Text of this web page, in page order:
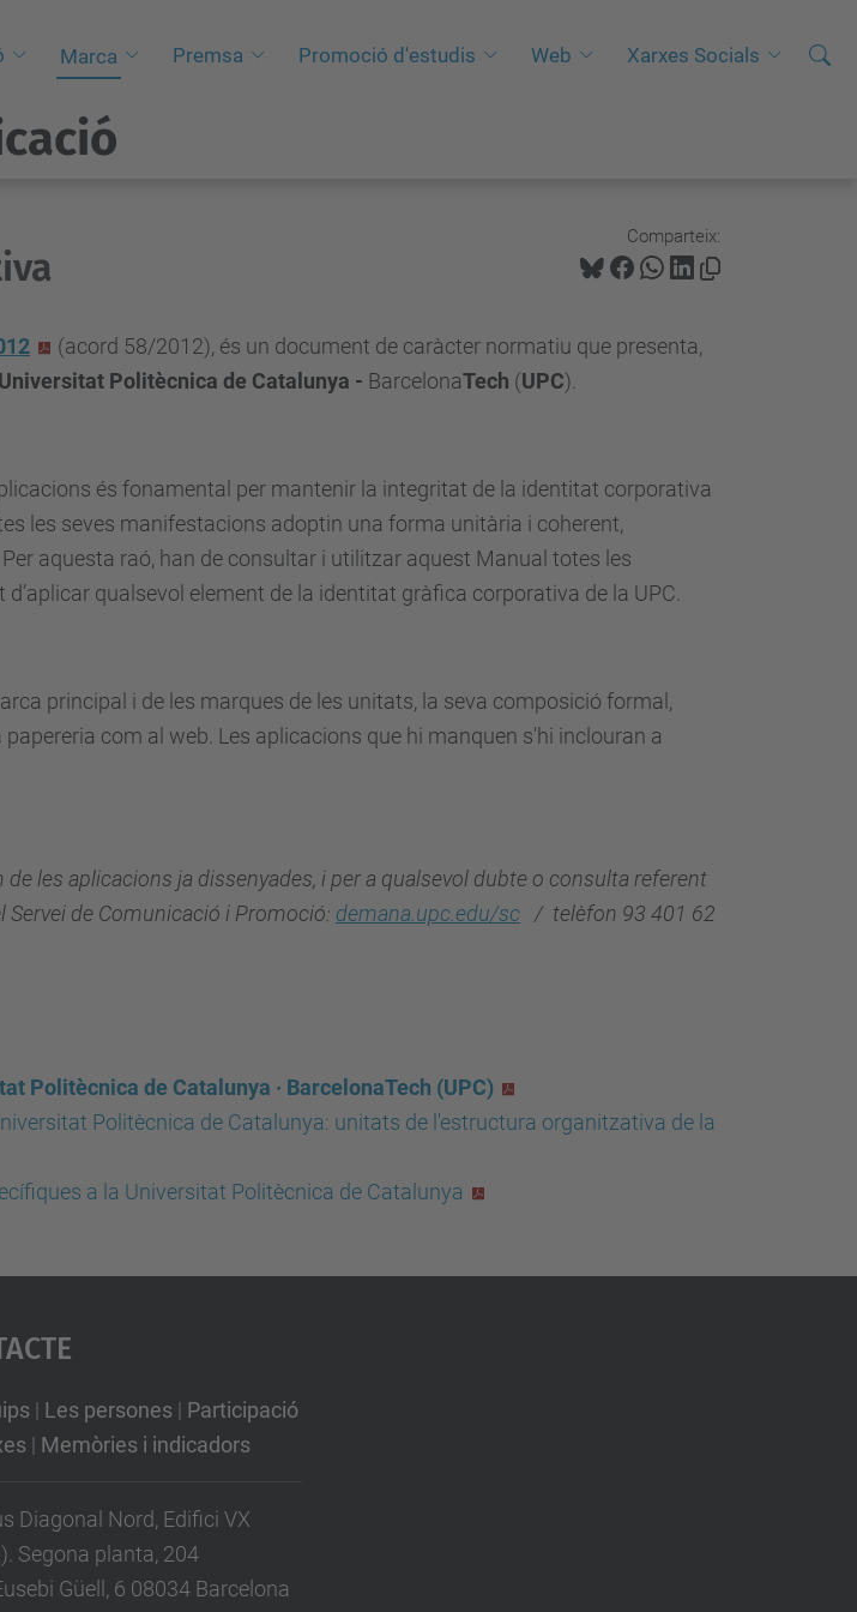
Marca Premsa Promoció d'estudis Web Xarxes Socials Cerca
C
Comparteix:
(acord 58/2012), és un document de caràcter normatiu que presenta,
Universitat Politècnica de Catalunya - BarcelonaTech (UPC).
és fonamental per mantenir la integritat de la identitat corporativa
les seves manifestacions adoptin una forma unitària i coherent,
aquesta raó, han de consultar i utilitzar aquest Manual totes les
qualsevol element de la identitat gràfica corporativa de la UPC.
principal i de les marques de les unitats, la seva composició formal,
com al web. Les aplicacions que hi manquen s'hi inclouran a
les aplicacions ja dissenyades, i per a qualsevol dubte o consulta referent
de Comunicació i Promoció: demana.upc.edu/sc / telèfon 93 401 62
Politècnica de Catalunya · BarcelonaTech (UPC)
Politècnica de Catalunya: unitats de l'estructura organitzativa de la
a la Universitat Politècnica de Catalunya
| Les persones | Participació
| Memòries i indicadors
Diagonal Nord, Edifici VX
Segona planta, 204
Güell, 6 08034 Barcelona